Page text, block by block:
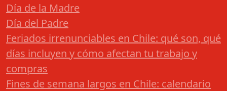
Día de la Madre
Día del Padre
Feriados irrenunciables en Chile: qué son, qué
días incluyen y cómo afectan tu trabajo y
compras
Fines de semana largos en Chile: calendario